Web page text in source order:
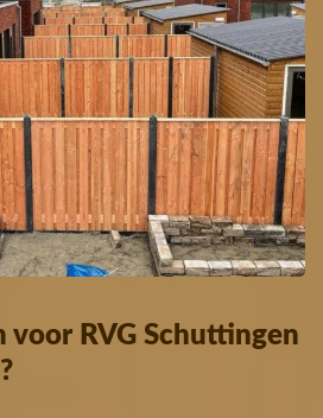
voor RVG Schuttingen